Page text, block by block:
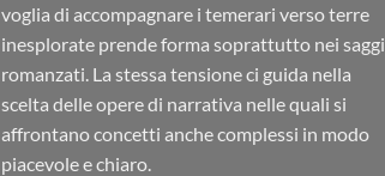
voglia di accompagnare i temerari verso terre
inesplorate prende forma soprattutto nei saggi
romanzati. La stessa tensione ci guida nella
scelta delle opere di narrativa nelle quali si
affrontano concetti anche complessi in modo
piacevole e chiaro.